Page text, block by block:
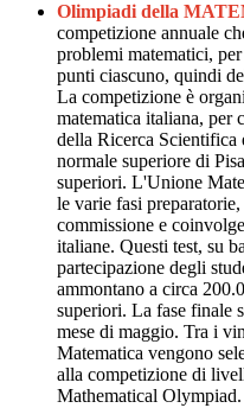
Olimpiadi della
competizione annuale
problemi matematici,
punti ciascuno, quindi
La competizione è
matematica italiana, per
della Ricerca Scientifica
normale superiore di
superiori. L'Unione
le varie fasi
commissione e
italiane. Questi test, su
partecipazione degli
ammontano a circa
superiori. La fase finale
mese di maggio. Tra i
Matematica vengono
alla competizione di
Mathematical Olympiad.